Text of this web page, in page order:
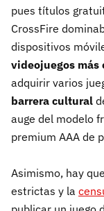
pues títulos
CrossFire
dispositivos
videojuegos más
adquirir varios
barrera cultural
auge del modelo
premium AAA de
Asimismo, hay
estrictas y la